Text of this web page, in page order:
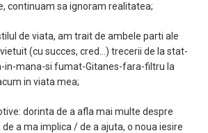
continuam sa ignoram realitatea;
de viata, am trait de ambele parti ale
(cu succes, cred…) trecerii de la stat-
in-mana-si fumat-Gitanes-fara-filtru la
in viata mea;
dorinta de a afla mai multe despre
a ma implica / de a ajuta, o noua iesire